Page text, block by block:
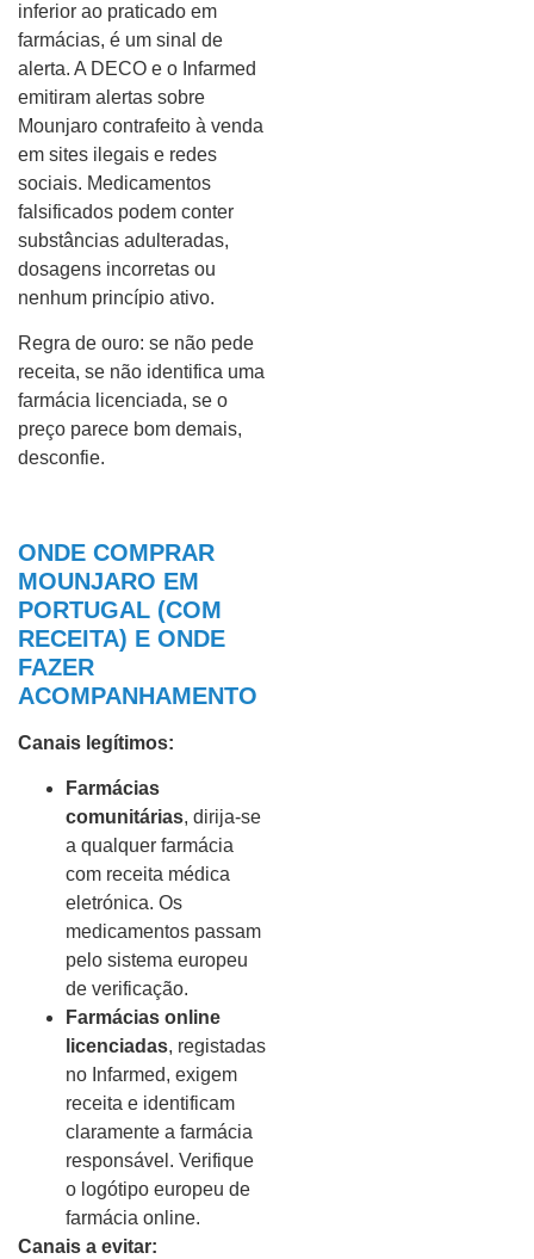
inferior ao praticado em
farmácias, é um sinal de
alerta. A DECO e o Infarmed
emitiram alertas sobre
Mounjaro contrafeito à venda
em sites ilegais e redes
sociais. Medicamentos
falsificados podem conter
substâncias adulteradas,
dosagens incorretas ou
nenhum princípio ativo.
Regra de ouro: se não pede
receita, se não identifica uma
farmácia licenciada, se o
preço parece bom demais,
desconfie.
ONDE COMPRAR
MOUNJARO EM
PORTUGAL (COM
RECEITA) E ONDE
FAZER
ACOMPANHAMENTO
Canais legítimos:
Farmácias
comunitárias, dirija-se
a qualquer farmácia
com receita médica
eletrónica. Os
medicamentos passam
pelo sistema europeu
de verificação.
Farmácias online
licenciadas, registadas
no Infarmed, exigem
receita e identificam
claramente a farmácia
responsável. Verifique
o logótipo europeu de
farmácia online.
Canais a evitar: